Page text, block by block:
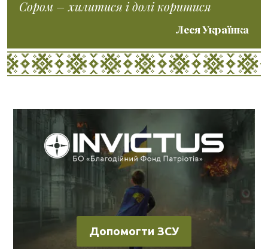
Сором – хилитися і долі коритися
Леся Українка
Допомогти ЗСУ